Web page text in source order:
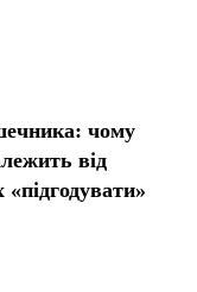
чому
від
«підгодувати»